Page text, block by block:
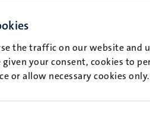
the traffic on our website and
given your consent, cookies to
or allow necessary cookies